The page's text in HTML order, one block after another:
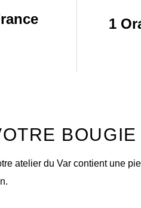
1
atelier du Var contient une